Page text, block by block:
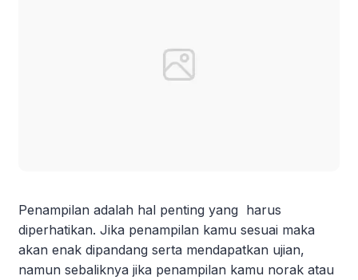
Penampilan adalah hal penting yang harus
diperhatikan. Jika penampilan kamu sesuai maka
akan enak dipandang serta mendapatkan ujian,
namun sebaliknya jika penampilan kamu norak atau